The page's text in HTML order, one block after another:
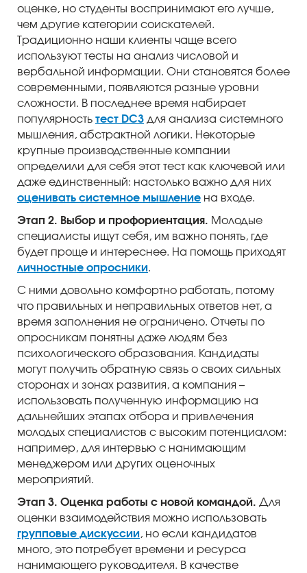
оценке, но студенты воспринимают его лучше,
чем другие категории соискателей.
Традиционно наши клиенты чаще всего
используют тесты на анализ числовой и
вербальной информации. Они становятся более
современными, появляются разные уровни
сложности. В последнее время набирает
популярность тест DC3 для анализа системного
мышления, абстрактной логики. Некоторые
крупные производственные компании
определили для себя этот тест как ключевой или
даже единственный: настолько важно для них
оценивать системное мышление на входе.
Этап 2. Выбор и профориентация. Молодые
специалисты ищут себя, им важно понять, где
будет проще и интереснее. На помощь приходят
личностные опросники.
С ними довольно комфортно работать, потому
что правильных и неправильных ответов нет, а
время заполнения не ограничено. Отчеты по
опросникам понятны даже людям без
психологического образования. Кандидаты
могут получить обратную связь о своих сильных
сторонах и зонах развития, а компания –
использовать полученную информацию на
дальнейших этапах отбора и привлечения
молодых специалистов с высоким потенциалом:
например, для интервью с нанимающим
менеджером или других оценочных
мероприятий.
Этап 3. Оценка работы с новой командой. Для
оценки взаимодействия можно использовать
групповые дискуссии, но если кандидатов
много, это потребует времени и ресурса
нанимающего руководителя. В качестве